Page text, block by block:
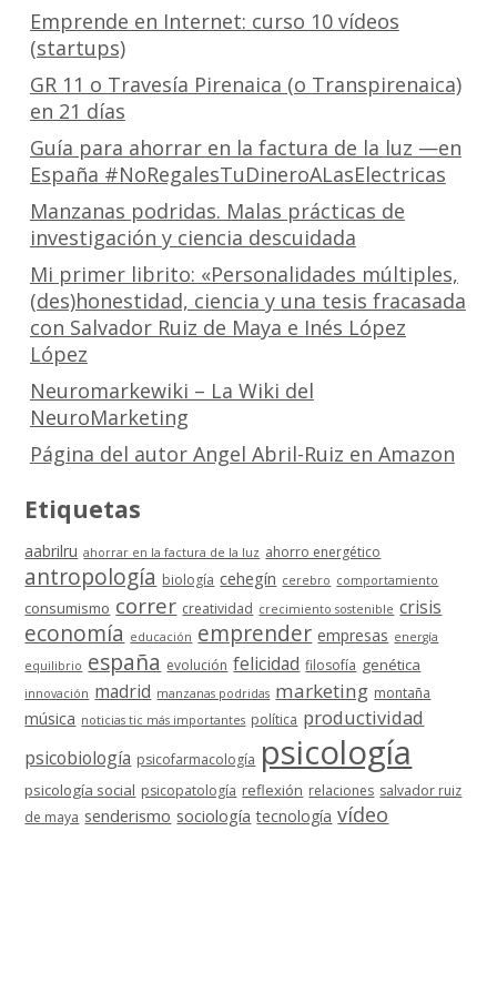
Emprende en Internet: curso 10 vídeos
(startups)
GR 11 o Travesía Pirenaica (o Transpirenaica)
en 21 días
Guía para ahorrar en la factura de la luz —en
España #NoRegalesTuDineroALasElectricas
Manzanas podridas. Malas prácticas de
investigación y ciencia descuidada
Mi primer librito: «Personalidades múltiples,
(des)honestidad, ciencia y una tesis fracasada
con Salvador Ruiz de Maya e Inés López
López
Neuromarkewiki – La Wiki del
NeuroMarketing
Página del autor Angel Abril-Ruiz en Amazon
Etiquetas
aabrilru ahorrar en la factura de la luz ahorro energético
antropología biología cehegín cerebro comportamiento
consumismo correr creatividad crecimiento sostenible crisis
economía educación emprender empresas energía
equilibrio españa evolución felicidad filosofía genética
innovación madrid manzanas podridas marketing montaña
música noticias tic más importantes política productividad
psicobiología psicofarmacología psicología
psicología social psicopatología reflexión relaciones salvador ruiz
de maya senderismo sociología tecnología vídeo